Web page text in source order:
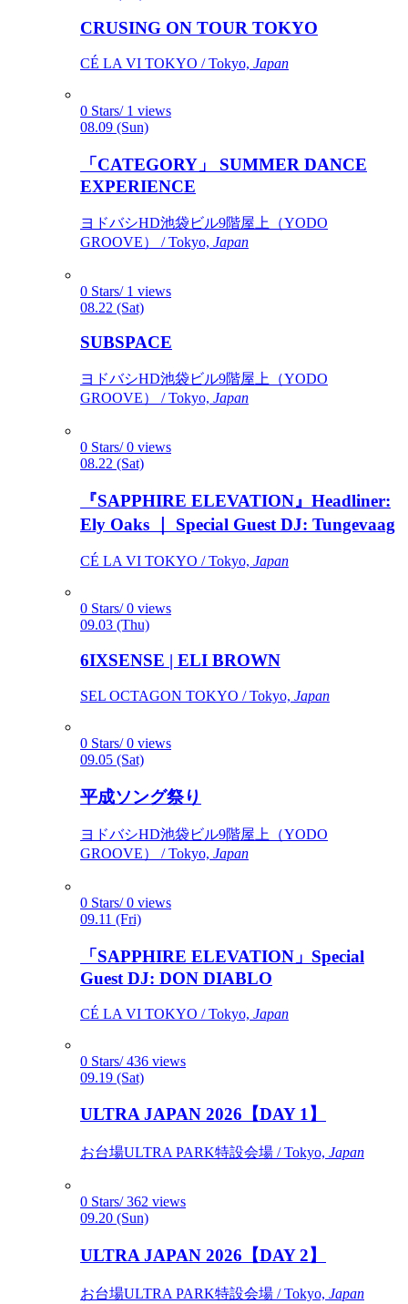
CRUSING ON TOUR TOKYO
CÉ LA VI TOKYO / Tokyo, Japan
0 Stars/ 1 views
08.09 (Sun)
「CATEGORY」 SUMMER DANCE
EXPERIENCE
ヨドバシHD池袋ビル9階屋上（YODO
GROOVE） / Tokyo, Japan
0 Stars/ 1 views
08.22 (Sat)
SUBSPACE
ヨドバシHD池袋ビル9階屋上（YODO
GROOVE） / Tokyo, Japan
0 Stars/ 0 views
08.22 (Sat)
『SAPPHIRE ELEVATION』Headliner:
Ely Oaks ｜ Special Guest DJ: Tungevaag
CÉ LA VI TOKYO / Tokyo, Japan
0 Stars/ 0 views
09.03 (Thu)
6IXSENSE | ELI BROWN
SEL OCTAGON TOKYO / Tokyo, Japan
0 Stars/ 0 views
09.05 (Sat)
平成ソング祭り
ヨドバシHD池袋ビル9階屋上（YODO
GROOVE） / Tokyo, Japan
0 Stars/ 0 views
09.11 (Fri)
「SAPPHIRE ELEVATION」Special
Guest DJ: DON DIABLO
CÉ LA VI TOKYO / Tokyo, Japan
0 Stars/ 436 views
09.19 (Sat)
ULTRA JAPAN 2026【DAY 1】
お台場ULTRA PARK特設会場 / Tokyo, Japan
0 Stars/ 362 views
09.20 (Sun)
ULTRA JAPAN 2026【DAY 2】
お台場ULTRA PARK特設会場 / Tokyo, Japan